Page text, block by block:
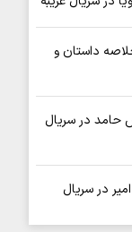
داستان و
حامد در سریال
در سریال